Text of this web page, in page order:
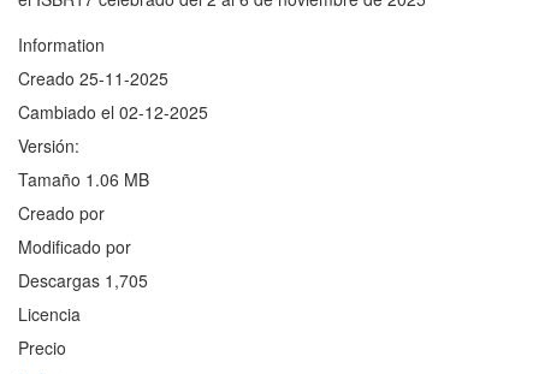
Information
Creado 25-11-2025
Cambiado el 02-12-2025
Versión:
Tamaño 1.06 MB
Creado por
Modificado por
Descargas 1,705
Licencia
Precio